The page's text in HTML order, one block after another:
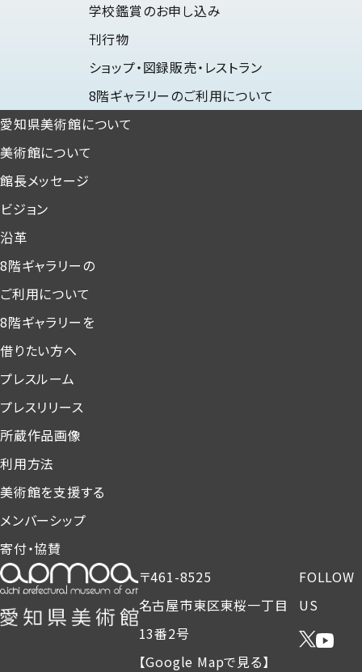
学校鑑賞のお申し込み
刊行物
ショップ・図録販売・レストラン
8階ギャラリーのご利用について
愛知県美術館について
美術館について
館長メッセージ
ビジョン
沿革
8階ギャラリーの
ご利用について
8階ギャラリーを
借りたい方へ
プレスルーム
プレスリリース
所蔵作品画像
利用方法
美術館を支援する
メンバーシップ
寄付・協賛
〒461-8525
名古屋市東区東桜一丁目
13番2号
【Google Mapで見る】
FOLLOW
US